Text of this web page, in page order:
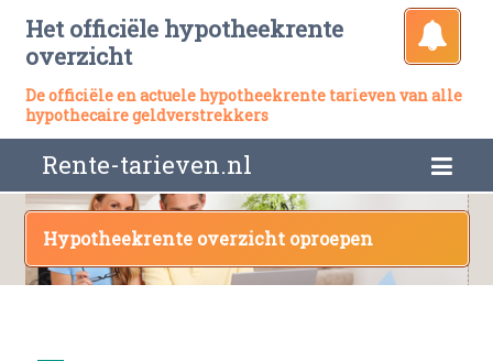
Het officiële hypotheekrente
overzicht
De officiële en actuele hypotheekrente tarieven van alle
hypothecaire geldverstrekkers
Rente-tarieven.nl
Hypotheekrente overzicht oproepen